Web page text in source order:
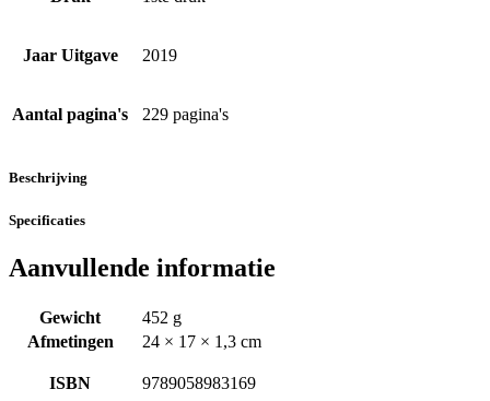
Jaar Uitgave 2019
Aantal pagina's 229 pagina's
Beschrijving
Specificaties
Aanvullende informatie
Gewicht
452 g
Afmetingen
24 × 17 × 1,3 cm
ISBN 9789058983169